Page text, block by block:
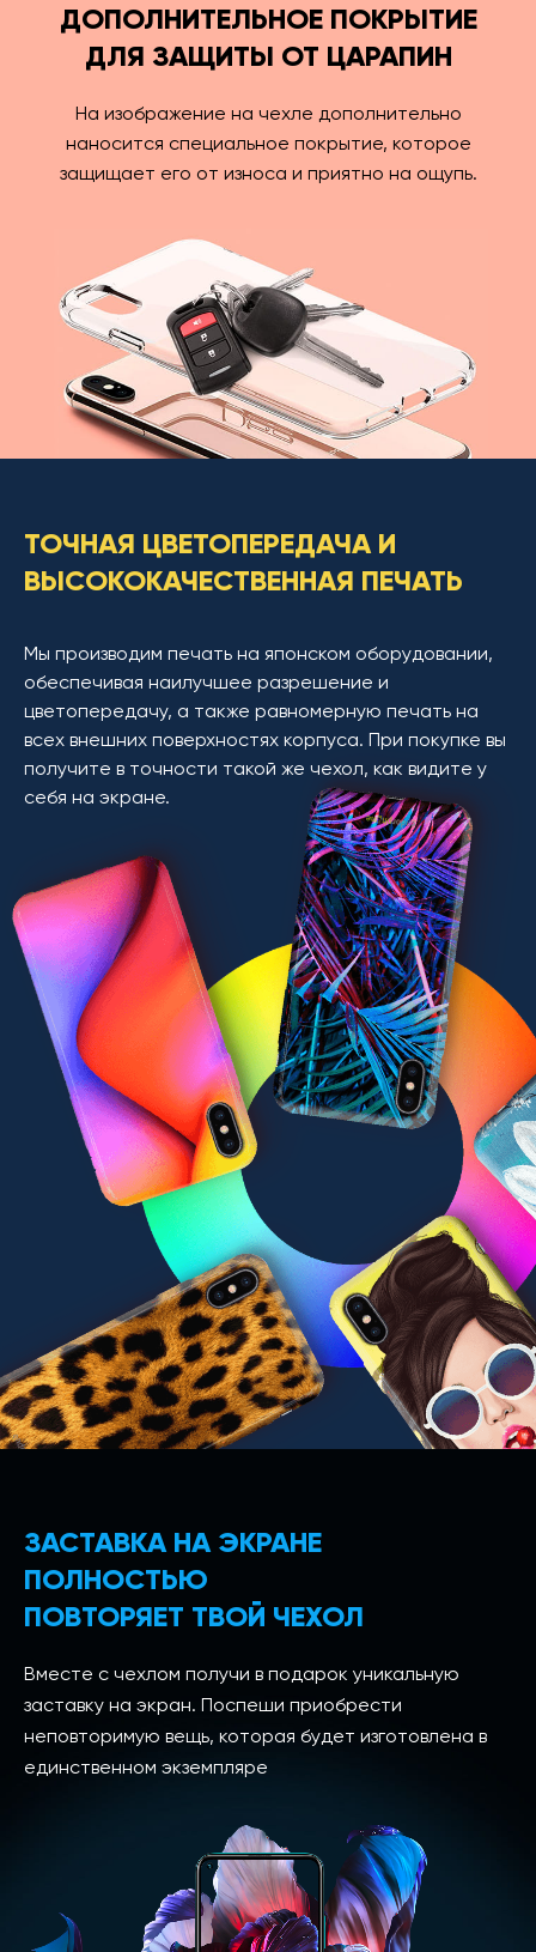
ДОПОЛНИТЕЛЬНОЕ ПОКРЫТИЕ
ДЛЯ ЗАЩИТЫ ОТ ЦАРАПИН
На изображение на чехле дополнительно
наносится специальное покрытие, которое
защищает его от износа и приятно на ощупь.
ТОЧНАЯ ЦВЕТОПЕРЕДАЧА И
ВЫСОКОКАЧЕСТВЕННАЯ ПЕЧАТЬ
Мы производим печать на японском оборудовании,
обеспечивая наилучшее разрешение и
цветопередачу, а также равномерную печать на
всех внешних поверхностях корпуса. При покупке вы
получите в точности такой же чехол, как видите у
себя на экране.
ЗАСТАВКА НА ЭКРАНЕ
ПОЛНОСТЬЮ
ПОВТОРЯЕТ ТВОЙ ЧЕХОЛ
Вместе с чехлом получи в подарок уникальную
заставку на экран. Поспеши приобрести
неповторимую вещь, которая будет изготовлена в
единственном экземпляре